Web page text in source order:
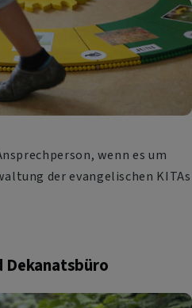
wenn es um
der evangelischen KITAs
Dekanatsbüro